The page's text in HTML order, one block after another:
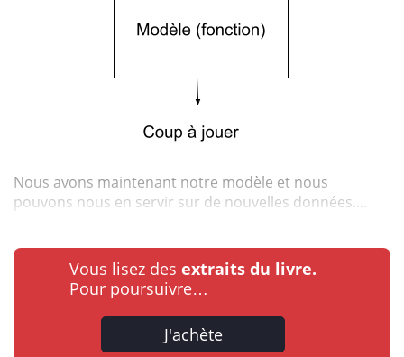
Nous avons maintenant notre modèle et nous
pouvons nous en servir sur de nouvelles données....
Vous lisez des extraits du livre.
Pour poursuivre…
J'achète